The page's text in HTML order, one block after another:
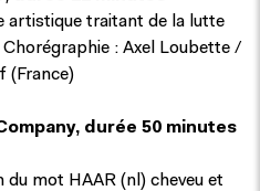
artistique traitant de la lutte
: Axel Loubette /
(France)
durée 50 minutes
mot HAAR (nl) cheveu et